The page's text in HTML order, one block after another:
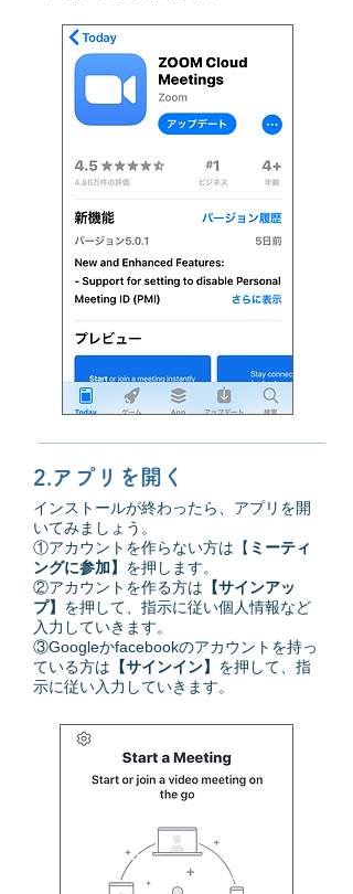
2.アプリを開く
インストールが終わったら、アプリを開
いてみましょう。
①アカウントを作らない方は【 ミーティ
ングに参加】 を押します。
②アカウントを作る方は 【サインアッ
プ】 を押して、指示に従い個人情報など
入力していきます。
③Googleかfacebookのアカウントを持っ
ている方は 【サインイン】 を押して、指
示に従い入力していきます。